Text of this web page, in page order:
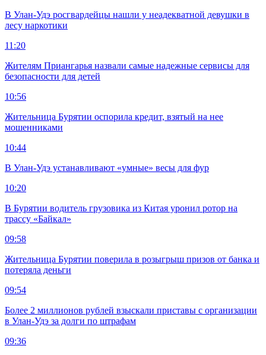
В Улан-Удэ росгвардейцы нашли у неадекватной девушки в
лесу наркотики
11:20
Жителям Приангарья назвали самые надежные сервисы для
безопасности для детей
10:56
Жительница Бурятии оспорила кредит, взятый на нее
мошенниками
10:44
В Улан-Удэ устанавливают «умные» весы для фур
10:20
В Бурятии водитель грузовика из Китая уронил ротор на
трассу «Байкал»
09:58
Жительница Бурятии поверила в розыгрыш призов от банка и
потеряла деньги
09:54
Более 2 миллионов рублей взыскали приставы с организации
в Улан-Удэ за долги по штрафам
09:36